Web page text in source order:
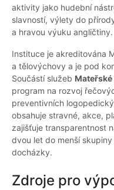
aktivity jako hudební
slavností, výlety do
a hravou výuku angličtiny.
Instituce je akreditována
a tělovýchovy a je pod
Součástí služeb
program na rozvoj
preventivních
obsahuje stravné, akce,
zajišťuje transparentnost
dvou let do menší
docházky.
Zdroje pro